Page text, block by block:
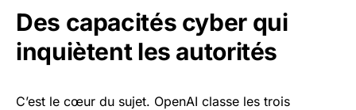
Des capacités cyber qui
inquiètent les autorités
C’est le cœur du sujet. OpenAI classe les trois